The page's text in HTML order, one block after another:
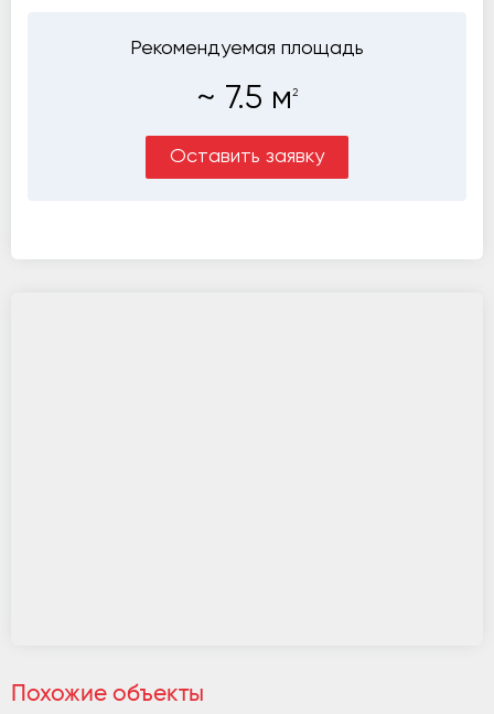
Рекомендуемая площадь
~ 7.5 м 2
Оставить заявку
Похожие объекты